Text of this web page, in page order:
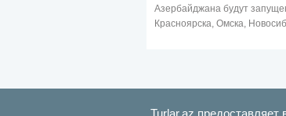
Азербайджана будут
Красноярска, Омска,
Turlar.az предоставляет